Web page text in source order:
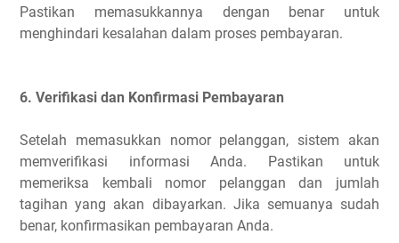
Pastikan memasukkannya dengan benar untuk
menghindari kesalahan dalam proses pembayaran.
6. Verifikasi dan Konfirmasi Pembayaran
Setelah memasukkan nomor pelanggan, sistem akan
memverifikasi informasi Anda. Pastikan untuk
memeriksa kembali nomor pelanggan dan jumlah
tagihan yang akan dibayarkan. Jika semuanya sudah
benar, konfirmasikan pembayaran Anda.